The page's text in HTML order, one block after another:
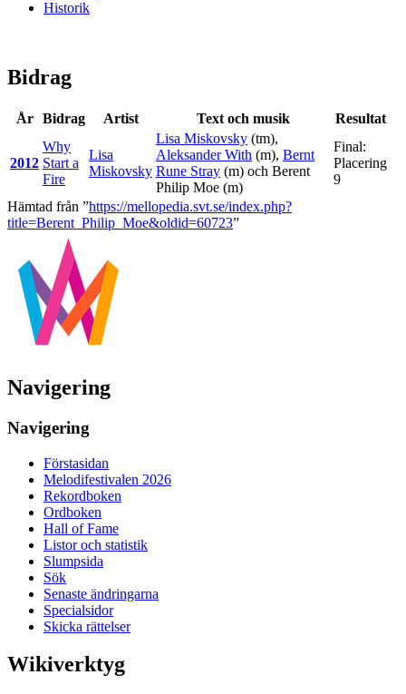
Historik
Bidrag
År Bidrag Artist Text och musik Resultat
2012
Why
Start a
Fire
Lisa
Miskovsky
Lisa Miskovsky (tm),
Aleksander With (m), Bernt
Rune Stray (m) och Berent
Philip Moe (m)
Final:
Placering
9
Hämtad från ”https://mellopedia.svt.se/index.php?
title=Berent_Philip_Moe&oldid=60723”
Navigering
Navigering
Förstasidan
Melodifestivalen 2026
Rekordboken
Ordboken
Hall of Fame
Listor och statistik
Slumpsida
Sök
Senaste ändringarna
Specialsidor
Skicka rättelser
Wikiverktyg